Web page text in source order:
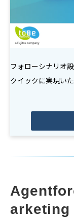
フォローシナリオ
クイックに実現いた
arketing